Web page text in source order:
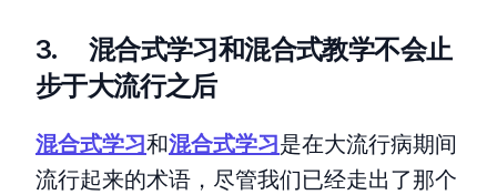
3. 混合式学习和混合式教学不会止
步于大流行之后
混合式学习和混合式学习是在大流行病期间
流行起来的术语，尽管我们已经走出了那个